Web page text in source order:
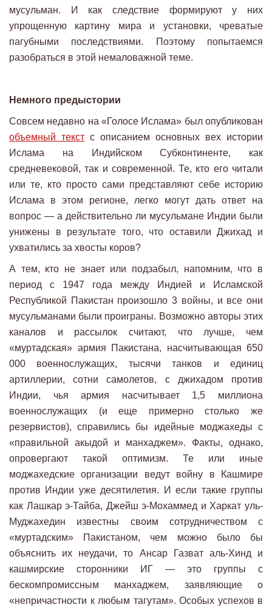
мусульман. И как следствие формируют у них
упрощенную картину мира и установки, чреватые
пагубными последствиями. Поэтому попытаемся
разобраться в этой немаловажной теме.
Немного предыстории
Совсем недавно на «Голосе Ислама» был опубликован
объемный текст с описанием основных вех истории
Ислама на Индийском Субконтиненте, как
средневековой, так и современной. Те, кто его читали
или те, кто просто сами представляют себе историю
Ислама в этом регионе, легко могут дать ответ на
вопрос — а действительно ли мусульмане Индии были
унижены в результате того, что оставили Джихад и
ухватились за хвосты коров?
А тем, кто не знает или подзабыл, напомним, что в
период с 1947 года между Индией и Исламской
Республикой Пакистан произошло 3 войны, и все они
мусульманами были проиграны. Возможно авторы этих
каналов и рассылок считают, что лучше, чем
«муртадская» армия Пакистана, насчитывающая 650
000 военнослужащих, тысячи танков и единиц
артиллерии, сотни самолетов, с джихадом против
Индии, чья армия насчитывает 1,5 миллиона
военнослужащих (и еще примерно столько же
резервистов), справились бы идейные моджахеды с
«правильной акыдой и манхаджем». Факты, однако,
опровергают такой оптимизм. Те или иные
моджахедские организации ведут войну в Кашмире
против Индии уже десятилетия. И если такие группы
как Лашкар э-Тайба, Джейш э-Мохаммед и Харкат уль-
Муджахедин известны своим сотрудничеством с
«муртадским» Пакистаном, чем можно было бы
объяснить их неудачи, то Ансар Газват аль-Хинд и
кашмирские сторонники ИГ — это группы с
бескомпромиссным манхаджем, заявляющие о
«непричастности к любым тагутам». Особых успехов в